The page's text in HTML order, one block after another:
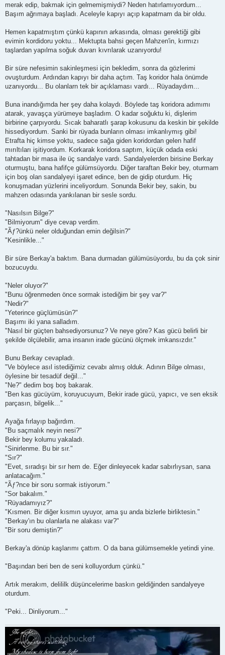
merak edip, bakmak için gelmemişmiydi? Neden hatırlamıyordum...
Başım ağrımaya başladı. Aceleyle kapıyı açıp kapatmam da bir oldu.
Hemen kapatmıştım çünkü kapının arkasında, olması gerektiği gibi
evimin kordidoru yoktu... Mektupta bahsi geçen Mahzen'in, kırmızı
taşlardan yapılma soğuk duvarı kıvrılarak uzanıyordu!
Bir süre nefesimin sakinleşmesi için bekledim, sonra da gözlerimi
ovuşturdum. Ardından kapıyı bir daha açtım. Taş koridor hala önümde
uzanıyordu... Bu olanlarn tek bir açıklaması vardı... Rüyadaydım...
Buna inandığımda her şey daha kolaydı. Böylede taş koridora adımımı
atarak, yavaşça yürümeye başladım. O kadar soğuktu ki, dişlerim
birbirine çarpıyordu. Sıcak baharatlı şarap kokusunu da keskin bir şekilde
hissediyordum. Sanki bir rüyada bunların olması imkanlıymış gibi!
Etrafta hiç kimse yoktu, sadece sağa giden koridordan gelen hafif
mırıltıları işitiyordum. Korkarak koridora saptım, küçük odada eski
tahtadan bir masa ile üç sandalye vardı. Sandalyelerden birisine Berkay
oturmuştu, bana hafifçe gülümsüyordu. Diğer taraftan Bekir bey, oturmam
için boş olan sandalyeyi işaret edince, ben de gidip oturdum. Hiç
konuşmadan yüzlerini inceliyordum. Sonunda Bekir bey, sakin, bu
mahzen odasında yankılanan bir sesle sordu.
"Nasılsın Bilge?"
"Bilmiyorum" diye cevap verdim.
"Ãƒ?ünkü neler olduğundan emin değilsin?"
"Kesinlikle..."
Bir süre Berkay'a baktım. Bana durmadan gülümüsüyordu, bu da çok sinir
bozucuydu.
"Neler oluyor?"
"Bunu öğrenmeden önce sormak istediğim bir şey var?"
"Nedir?"
"Yeterince güçlümüsün?"
Başımı iki yana salladım.
"Nasıl bir güçten bahsediyorsunuz? Ve neye göre? Kas gücü belirli bir
şekilde ölçülebilir, ama insanın irade gücünü ölçmek imkansızdır."
Bunu Berkay cevapladı.
"Ve böylece asıl istediğimiz cevabı almış olduk. Adının Bilge olması,
öylesine bir tesadüf değil..."
"Ne?" dedim boş boş bakarak.
"Ben kas gücüyüm, koruyucuyum, Bekir irade gücü, yapıcı, ve sen eksik
parçasın, bilgelik..."
Ayağa fırlayıp bağırdım.
"Bu saçmalık neyin nesi?"
Bekir bey kolumu yakaladı.
"Sinirlenme. Bu bir sır."
"Sır?"
"Evet, sıradışı bir sır hem de. Eğer dinleyecek kadar sabırlıysan, sana
anlatacağım."
"Ãƒ?nce bir soru sormak istiyorum."
"Sor bakalım."
"Rüyadamıyız?"
"Kısmen. Bir diğer kısmın uyuyor, ama şu anda bizlerle birliktesin."
"Berkay'ın bu olanlarla ne alakası var?"
"Bir soru demiştin?"
Berkay'a dönüp kaşlarımı çattım. O da bana gülümsemekle yetindi yine.
"Başından beri ben de seni kolluyordum çünkü."
Artık merakım, delililk düşüncelerime baskın geldiğinden sandalyeye
oturdum.
"Peki... Dinliyorum..."